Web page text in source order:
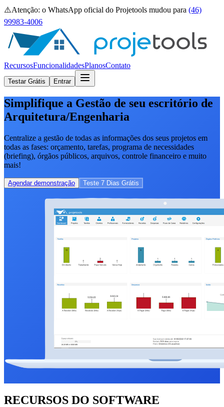
⚠️Atenção: o WhatsApp oficial do Projetools mudou para (46)
99983-4006
RecursosFuncionalidadesPlanosContato
Testar Grátis Entrar
Simplifique a Gestão de seu escritório de
Arquitetura/Engenharia
Centralize a gestão de todas as informações dos seus projetos em
todas as fases: orçamento, tarefas, programa de necessidades
(briefing), órgãos públicos, arquivos, controle financeiro e muito
mais!
Agendar demonstração Teste 7 Dias Grátis
RECURSOS DO SOFTWARE